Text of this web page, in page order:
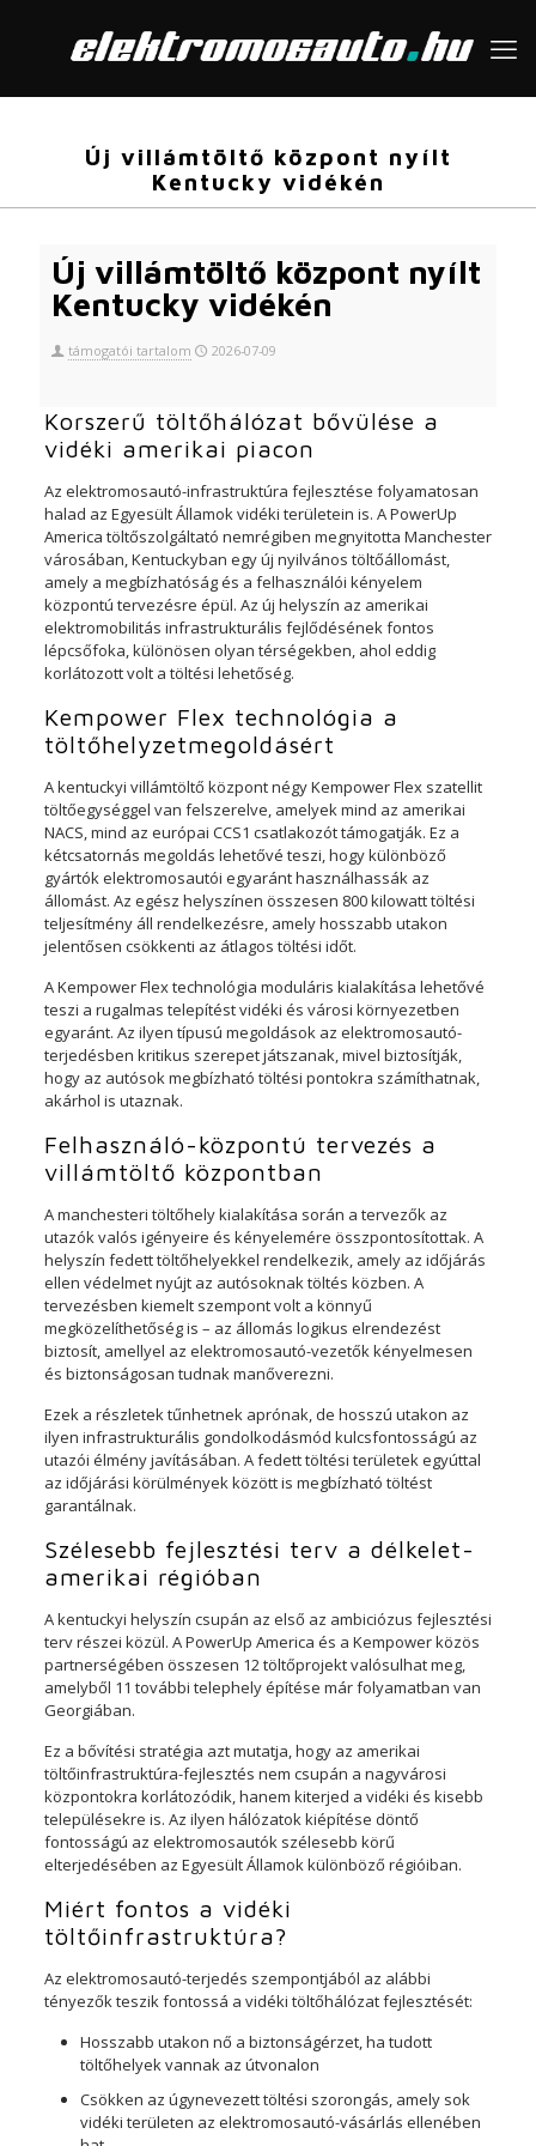
Új villámtöltő központ nyílt
Kentucky vidékén
Új villámtöltő központ nyílt
Kentucky vidékén
támogatói tartalom 2026-07-09
Korszerű töltőhálózat bővülése a
vidéki amerikai piacon
Az elektromosautó-infrastruktúra fejlesztése folyamatosan
halad az Egyesült Államok vidéki területein is. A PowerUp
America töltőszolgáltató nemrégiben megnyitotta Manchester
városában, Kentuckyban egy új nyilvános töltőállomást,
amely a megbízhatóság és a felhasználói kényelem
központú tervezésre épül. Az új helyszín az amerikai
elektromobilitás infrastrukturális fejlődésének fontos
lépcsőfoka, különösen olyan térségekben, ahol eddig
korlátozott volt a töltési lehetőség.
Kempower Flex technológia a
töltőhelyzetmegoldásért
A kentuckyi villámtöltő központ négy Kempower Flex szatellit
töltőegységgel van felszerelve, amelyek mind az amerikai
NACS, mind az európai CCS1 csatlakozót támogatják. Ez a
kétcsatornás megoldás lehetővé teszi, hogy különböző
gyártók elektromosautói egyaránt használhassák az
állomást. Az egész helyszínen összesen 800 kilowatt töltési
teljesítmény áll rendelkezésre, amely hosszabb utakon
jelentősen csökkenti az átlagos töltési időt.
A Kempower Flex technológia moduláris kialakítása lehetővé
teszi a rugalmas telepítést vidéki és városi környezetben
egyaránt. Az ilyen típusú megoldások az elektromosautó-
terjedésben kritikus szerepet játszanak, mivel biztosítják,
hogy az autósok megbízható töltési pontokra számíthatnak,
akárhol is utaznak.
Felhasználó-központú tervezés a
villámtöltő központban
A manchesteri töltőhely kialakítása során a tervezők az
utazók valós igényeire és kényelemére összpontosítottak. A
helyszín fedett töltőhelyekkel rendelkezik, amely az időjárás
ellen védelmet nyújt az autósoknak töltés közben. A
tervezésben kiemelt szempont volt a könnyű
megközelíthetőség is – az állomás logikus elrendezést
biztosít, amellyel az elektromosautó-vezetők kényelmesen
és biztonságosan tudnak manőverezni.
Ezek a részletek tűnhetnek aprónak, de hosszú utakon az
ilyen infrastrukturális gondolkodásmód kulcsfontosságú az
utazói élmény javításában. A fedett töltési területek egyúttal
az időjárási körülmények között is megbízható töltést
garantálnak.
Szélesebb fejlesztési terv a délkelet-
amerikai régióban
A kentuckyi helyszín csupán az első az ambiciózus fejlesztési
terv részei közül. A PowerUp America és a Kempower közös
partnerségében összesen 12 töltőprojekt valósulhat meg,
amelyből 11 további telephely építése már folyamatban van
Georgiában.
Ez a bővítési stratégia azt mutatja, hogy az amerikai
töltőinfrastruktúra-fejlesztés nem csupán a nagyvárosi
központokra korlátozódik, hanem kiterjed a vidéki és kisebb
településekre is. Az ilyen hálózatok kiépítése döntő
fontosságú az elektromosautók szélesebb körű
elterjedésében az Egyesült Államok különböző régióiban.
Miért fontos a vidéki
töltőinfrastruktúra?
Az elektromosautó-terjedés szempontjából az alábbi
tényezők teszik fontossá a vidéki töltőhálózat fejlesztését:
Hosszabb utakon nő a biztonságérzet, ha tudott
töltőhelyek vannak az útvonalon
Csökken az úgynevezett töltési szorongás, amely sok
vidéki területen az elektromosautó-vásárlás ellenében